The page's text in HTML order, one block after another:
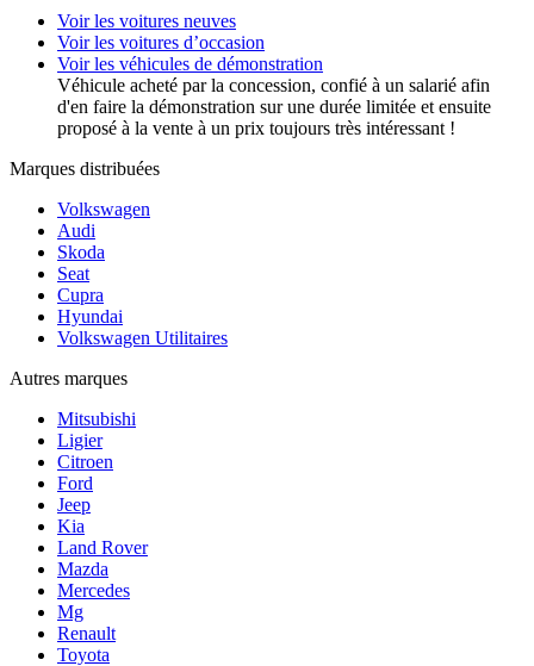
Voir les voitures neuves
Voir les voitures d’occasion
Voir les véhicules de démonstration
Véhicule acheté par la concession, confié à un salarié afin
d'en faire la démonstration sur une durée limitée et ensuite
proposé à la vente à un prix toujours très intéressant !
Marques distribuées
Volkswagen
Audi
Skoda
Seat
Cupra
Hyundai
Volkswagen Utilitaires
Autres marques
Mitsubishi
Ligier
Citroen
Ford
Jeep
Kia
Land Rover
Mazda
Mercedes
Mg
Renault
Toyota